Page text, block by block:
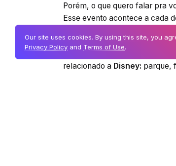
Porém, o que quero falar pra
Esse evento acontece a cada
Mas o que tem de tão legal
É nesse evento que eles
relacionado a Disney: parque,
Our site uses cookies. By using this site, you
Privacy Policy and Terms of Use.